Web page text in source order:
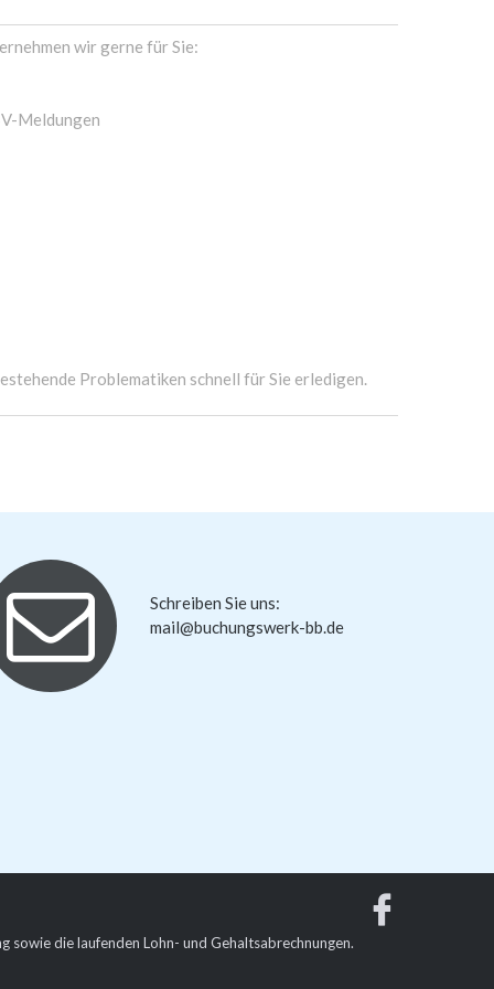
wir gerne für Sie:
Meldungen
Problematiken schnell für Sie erledigen.
Schreiben Sie uns:
mail@buchungswerk-bb.de
sowie die laufenden Lohn- und Gehaltsabrechnungen.